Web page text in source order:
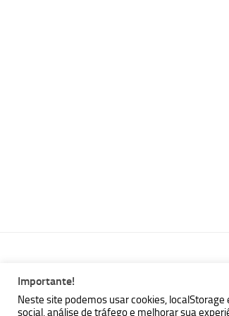
MBallem | Programando com Java © 2026.
Powered by - Designed with theHueman
Importante!
Neste site podemos usar cookies,
social, análise de tráfego e melhorar sua